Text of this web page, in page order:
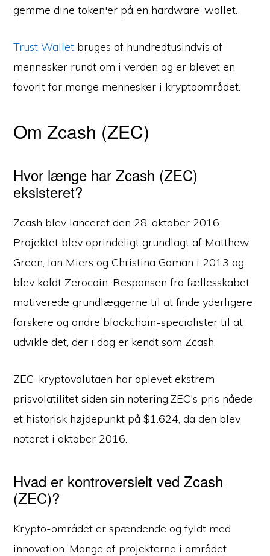
gemme dine token'er på en hardware-wallet.
Trust Wallet bruges af hundredtusindvis af
mennesker rundt om i verden og er blevet en
favorit for mange mennesker i kryptoområdet.
Om Zcash (ZEC)
Hvor længe har Zcash (ZEC)
eksisteret?
Zcash blev lanceret den 28. oktober 2016.
Projektet blev oprindeligt grundlagt af Matthew
Green, Ian Miers og Christina Gaman i 2013 og
blev kaldt Zerocoin. Responsen fra fællesskabet
motiverede grundlæggerne til at finde yderligere
forskere og andre blockchain-specialister til at
udvikle det, der i dag er kendt som Zcash.
ZEC-kryptovalutaen har oplevet ekstrem
prisvolatilitet siden sin notering.ZEC's pris nåede
et historisk højdepunkt på $1.624, da den blev
noteret i oktober 2016.
Hvad er kontroversielt ved Zcash
(ZEC)?
Krypto-området er spændende og fyldt med
innovation. Mange af projekterne i området